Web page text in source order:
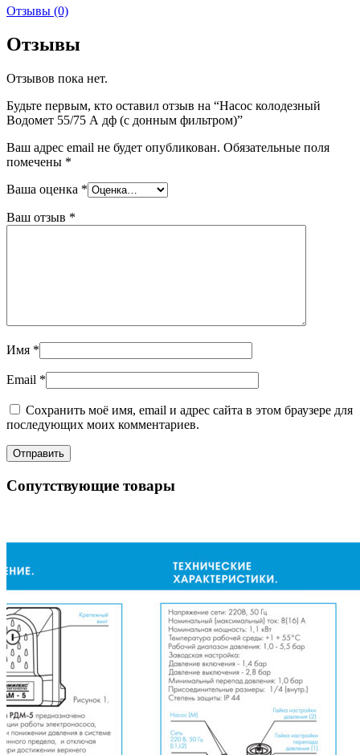
Отзывы (0)
Отзывы
Отзывов пока нет.
Будьте первым, кто оставил отзыв на “Насос колодезный
Водомет 55/75 А дф (с донным фильтром)”
Ваш адрес email не будет опубликован. Обязательные поля
помечены *
Ваша оценка *
Ваш отзыв *
Имя *
Email *
Сохранить моё имя, email и адрес сайта в этом браузере для
последующих моих комментариев.
Сопутствующие товары